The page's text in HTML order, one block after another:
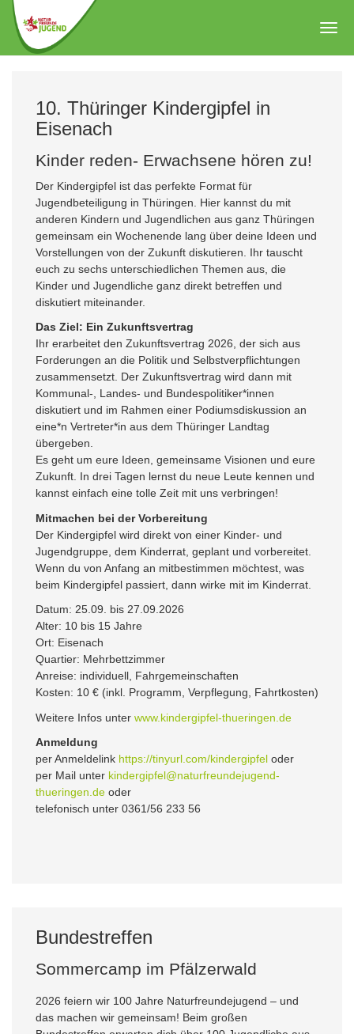
Zum
Hauptinhalt
springen
10. Thüringer Kindergipfel in
Eisenach
Kinder reden- Erwachsene hören zu!
Der Kindergipfel ist das perfekte Format für
Jugendbeteiligung in Thüringen. Hier kannst du mit
anderen Kindern und Jugendlichen aus ganz Thüringen
gemeinsam ein Wochenende lang über deine Ideen und
Vorstellungen von der Zukunft diskutieren. Ihr tauscht
euch zu sechs unterschiedlichen Themen aus, die
Kinder und Jugendliche ganz direkt betreffen und
diskutiert miteinander.
Das Ziel: Ein Zukunftsvertrag
Ihr erarbeitet den Zukunftsvertrag 2026, der sich aus
Forderungen an die Politik und Selbstverpflichtungen
zusammensetzt. Der Zukunftsvertrag wird dann mit
Kommunal-, Landes- und Bundespolitiker*innen
diskutiert und im Rahmen einer Podiumsdiskussion an
eine*n Vertreter*in aus dem Thüringer Landtag
übergeben.
Es geht um eure Ideen, gemeinsame Visionen und eure
Zukunft. In drei Tagen lernst du neue Leute kennen und
kannst einfach eine tolle Zeit mit uns verbringen!
Mitmachen bei der Vorbereitung
Der Kindergipfel wird direkt von einer Kinder- und
Jugendgruppe, dem Kinderrat, geplant und vorbereitet.
Wenn du von Anfang an mitbestimmen möchtest, was
beim Kindergipfel passiert, dann wirke mit im Kinderrat.
Datum: 25.09. bis 27.09.2026
Alter: 10 bis 15 Jahre
Ort: Eisenach
Quartier: Mehrbettzimmer
Anreise: individuell, Fahrgemeinschaften
Kosten: 10 € (inkl. Programm, Verpflegung, Fahrtkosten)
Weitere Infos unter www.kindergipfel-thueringen.de
Anmeldung
per Anmeldelink https://tinyurl.com/kindergipfel oder
per Mail unter kindergipfel@naturfreundejugend-
thueringen.de oder
telefonisch unter 0361/56 233 56
Bundestreffen
Sommercamp im Pfälzerwald
2026 feiern wir 100 Jahre Naturfreundejugend – und
das machen wir gemeinsam! Beim großen